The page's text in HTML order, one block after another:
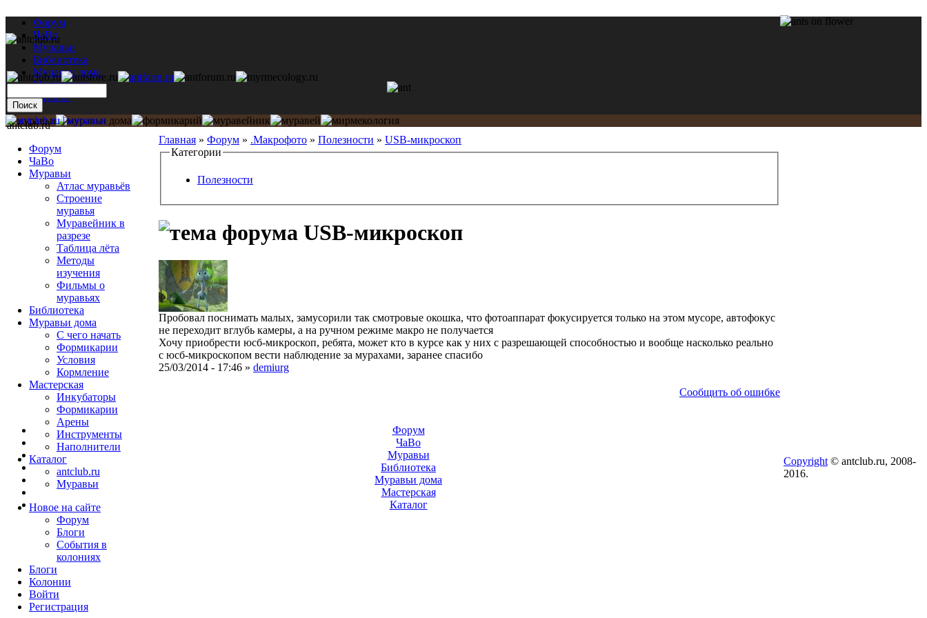
Форум
ЧаВо
Муравьи
Библиотека
Муравьи дома
Мастерская
Каталог
Главная » Форум » .Макрофото » Полезности » USB-микроскоп
Категории
Полезности
USB-микроскоп
Пробовал поснимать малых, замусорили так смотровые окошка, что фотоаппарат фокусируется только на этом мусоре, автофокус
не переходит вглубь камеры, а на ручном режиме макро не получается
Хочу приобрести юсб-микроскоп, ребята, может кто в курсе как у них с разрешающей способностью и вообще насколько реально
с юсб-микроскопом вести наблюдение за мурахами, заранее спасибо
25/03/2014 - 17:46 » demiurg
Сообщить об ошибке
antclub.ru
Форум
ЧаВо
Муравьи
Атлас муравьёв
Строение
муравья
Муравейник в
разрезе
Таблица лёта
Методы
изучения
Фильмы о
муравьях
Библиотека
Муравьи дома
С чего начать
Формикарии
Условия
Кормление
Мастерская
Инкубаторы
Формикарии
Арены
Инструменты
Наполнители
Каталог
antclub.ru
Муравьи
Новое на сайте
Форум
Блоги
События в
колониях
Блоги
Колонии
Войти
Peгиcтpaция
Форум
ЧаВо
Муравьи
Библиотека
Муравьи дома
Мастерская
Каталог
Copyright © antclub.ru, 2008-
2016.